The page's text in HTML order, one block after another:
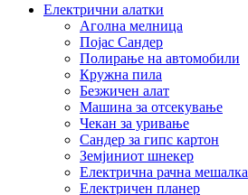
Електрични алатки
Аголна мелница
Појас Сандер
Полирање на автомобили
Кружна пила
Безжичен алат
Машина за отсекување
Чекан за уривање
Сандер за гипс картон
Земјиниот шнекер
Електрична рачна мешалка
Електричен планер